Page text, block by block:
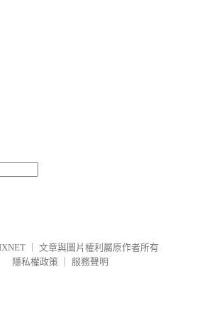
文章與圖片權利屬原作者所有
隱私權政策
服務聲明